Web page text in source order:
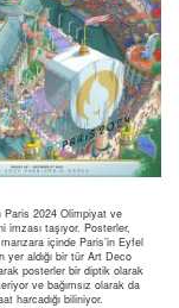
Paris 2024 Olimpiyat ve
imzası taşıyor. Posterler,
içinde Paris’in Eyfel
yer aldığı bir tür Art Deco
posterler bir diptik olarak
ve bağımsız olarak da
harcadığı biliniyor.